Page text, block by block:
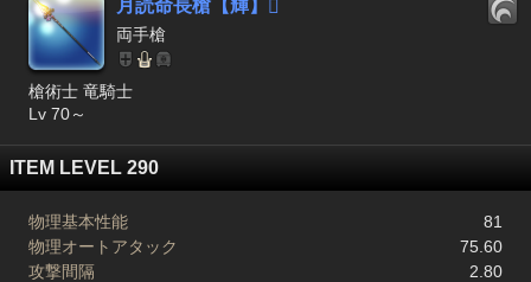
月読命長槍【輝】 
両手槍
槍術士 竜騎士
Lv 70～
ITEM LEVEL 290
物理基本性能
81
物理オートアタック
75.60
攻撃間隔
2.80